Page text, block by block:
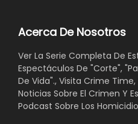
Acerca De Nosotros
Ver La Serie Completa De
Espectáculos De "Corte",
De Vida"., Visita Crime
Noticias Sobre El Crimen Y
Podcast Sobre Los